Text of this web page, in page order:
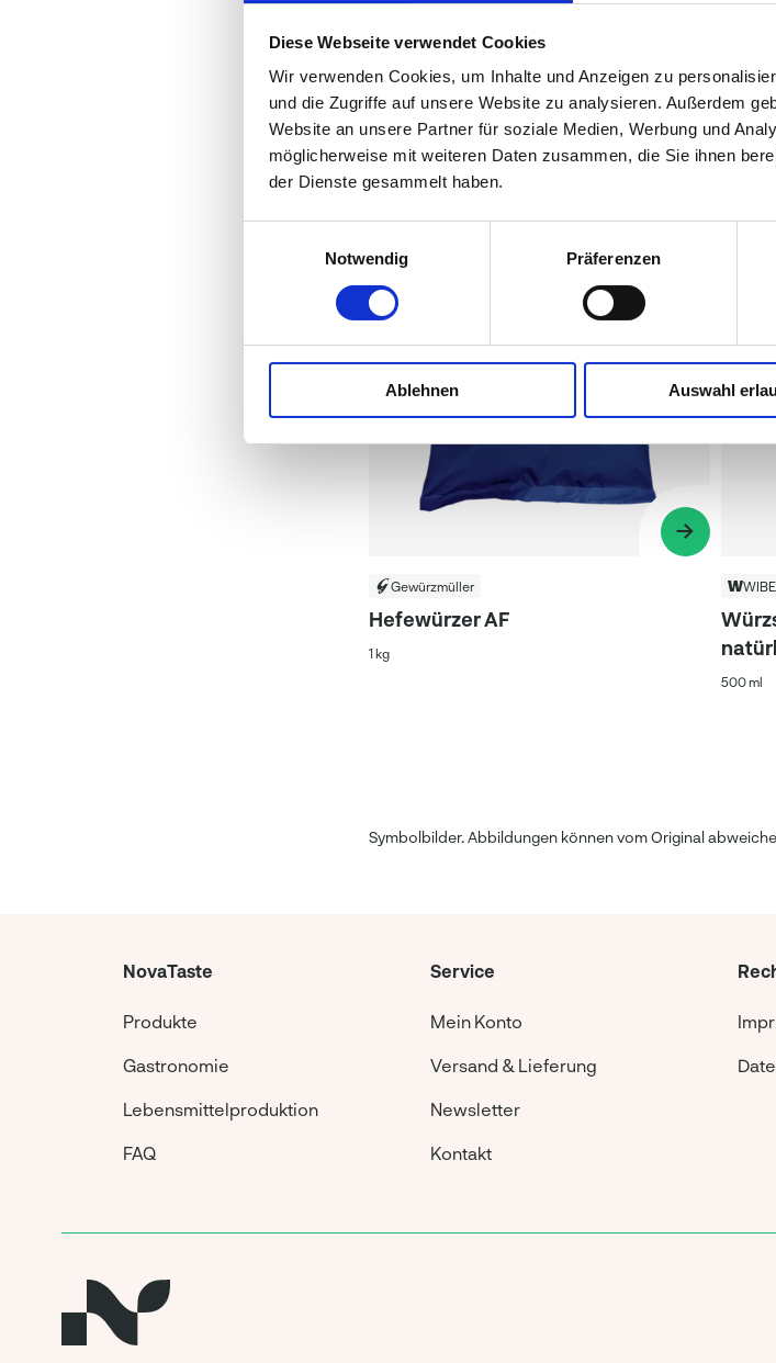
Diese Webseite verwendet Cookies
Wir verwenden Cookies, um Inhalte und Anzeigen zu
und die Zugriffe auf unsere Website zu analysieren. Außerdem
Website an unsere Partner für soziale Medien, Werbung und
möglicherweise mit weiteren Daten zusammen, die Sie ihnen
der Dienste gesammelt haben.
Notwendig
Präferenzen
Ablehnen Auswahl
WIBERG
Happy Booster
1 kg 1 kg
Gewürzmüller
Hefewürzer AF
1 kg
500 ml
Symbolbilder. Abbildungen können vom Original
NovaTaste
Produkte
Gastronomie
Lebensmittelproduktion
FAQ
Service
Mein Konto
Versand & Lieferung
Newsletter
Kontakt